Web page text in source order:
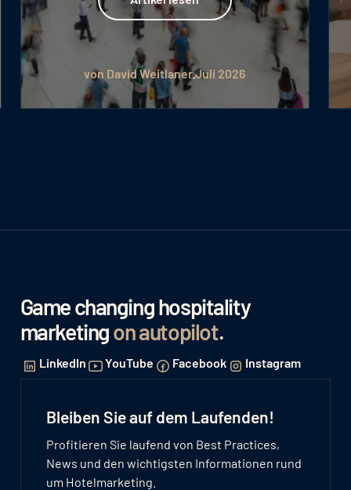
von David WeitlanerJuli 2026
Game changing hospitality
marketingon autopilot.
LinkedIn YouTube Facebook Instagram
Bleiben Sie auf dem Laufenden!
Profitieren Sie laufend von Best Practices,
News und den wichtigsten Informationen rund
um Hotelmarketing.